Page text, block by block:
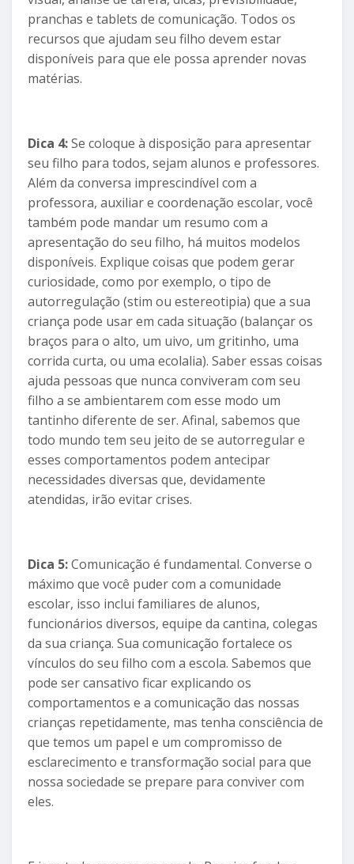
pranchas e tablets de comunicação. Todos os
recursos que ajudam seu filho devem estar
disponíveis para que ele possa aprender novas
matérias.
Dica 4:Se coloque à disposição para apresentar
seu filho para todos, sejam alunos e professores.
Além da conversa imprescindível com a
professora, auxiliar e coordenação escolar, você
também pode mandar um resumo com a
apresentação do seu filho, há muitos modelos
disponíveis. Explique coisas que podem gerar
curiosidade, como por exemplo, o tipo de
autorregulação (stim ou estereotipia) que a sua
criança pode usar em cada situação (balançar os
braços para o alto, um uivo, um gritinho, uma
corrida curta, ou uma ecolalia). Saber essas coisas
ajuda pessoas que nunca conviveram com seu
filho a se ambientarem com esse modo um
tantinho diferente de ser. Afinal, sabemos que
todo mundo tem seu jeito de se autorregular e
esses comportamentos podem antecipar
necessidades diversas que, devidamente
atendidas, irão evitar crises.
Dica 5:Comunicação é fundamental. Converse o
máximo que você puder com a comunidade
escolar, isso inclui familiares de alunos,
funcionários diversos, equipe da cantina, colegas
da sua criança. Sua comunicação fortalece os
vínculos do seu filho com a escola. Sabemos que
pode ser cansativo ficar explicando os
comportamentos e a comunicação das nossas
crianças repetidamente, mas tenha consciência de
que temos um papel e um compromisso de
esclarecimento e transformação social para que
nossa sociedade se prepare para conviver com
eles.